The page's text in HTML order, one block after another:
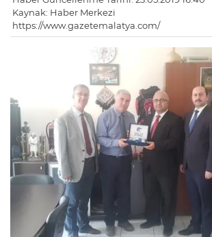
Kaynak: Haber Merkezi
https://www.gazetemalatya.com/